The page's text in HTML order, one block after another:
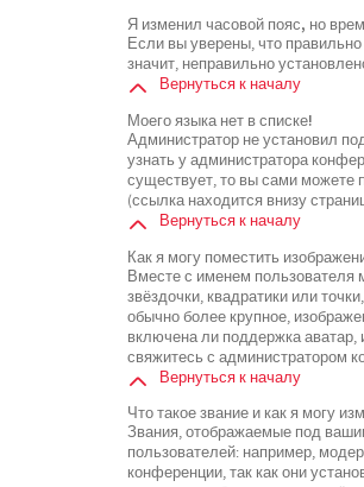
Я изменил часовой пояс, но
Если вы уверены, что
значит, неправильно
Вернуться к началу
Моего языка нет в списке!
Администратор не установил
узнать у администратора
существует, то вы сами можете
(ссылка находится внизу
Вернуться к началу
Как я могу поместить
Вместе с именем пользователя
звёздочки, квадратики или
обычно более крупное,
включена ли поддержка аватар,
свяжитесь с администратором
Вернуться к началу
Что такое звание и как я могу
Звания, отображаемые под
пользователей: например,
конференции, так как они